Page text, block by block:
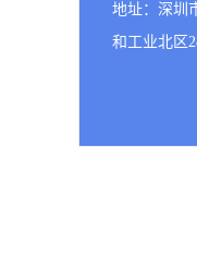
地址：深圳
和工业北区